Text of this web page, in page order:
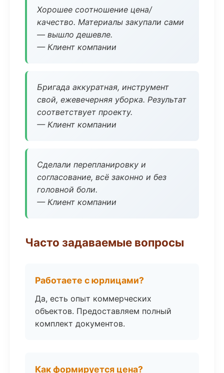
Хорошее соотношение цена/
качество. Материалы закупали сами
— вышло дешевле.
— Клиент компании
Бригада аккуратная, инструмент
свой, ежевечерняя уборка. Результат
соответствует проекту.
— Клиент компании
Сделали перепланировку и
согласование, всё законно и без
головной боли.
— Клиент компании
Часто задаваемые вопросы
Работаете с юрлицами?
Да, есть опыт коммерческих
объектов. Предоставляем полный
комплект документов.
Как формируется цена?